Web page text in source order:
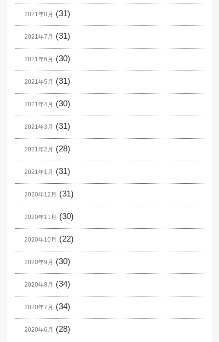
2021年8月 (31)
2021年7月 (31)
2021年6月 (30)
2021年5月 (31)
2021年4月 (30)
2021年3月 (31)
2021年2月 (28)
2021年1月 (31)
2020年12月 (31)
2020年11月 (30)
2020年10月 (22)
2020年9月 (30)
2020年8月 (34)
2020年7月 (34)
2020年6月 (28)